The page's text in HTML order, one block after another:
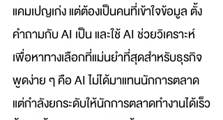
แคมเปญเก่ง แต่ต้องเป็นคนที่เข้าใจข้อมูล ตั้ง
คำถามกับ AI เป็น และใช้ AI ช่วยวิเคราะห์
เพื่อหาทางเลือกที่แม่นยำที่สุดสำหรับธุรกิจ
พูดง่าย ๆ คือ AI ไม่ได้มาแทนนักการตลาด
แต่กำลังยกระดับให้นักการตลาดทำงานได้เร็ว